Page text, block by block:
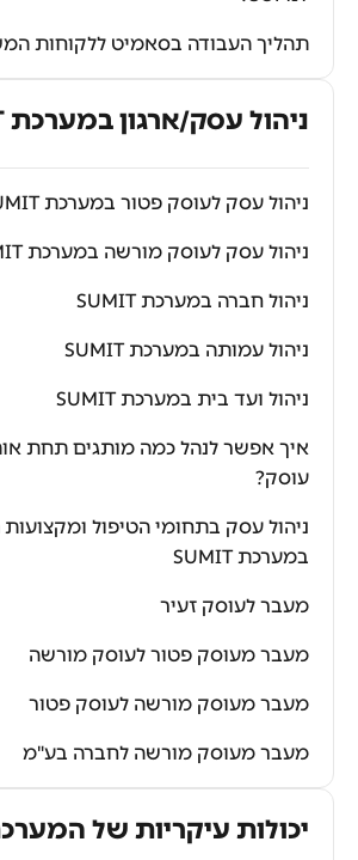
תהליך העבודה בסאמיט ללקוחות
ניהול עסק/ארגון במערכת SUMIT
ניהול עסק לעוסק פטור במערכת SUMIT
ניהול עסק לעוסק מורשה במערכת SUMIT
ניהול חברה במערכת SUMIT
ניהול עמותה במערכת SUMIT
ניהול ועד בית במערכת SUMIT
איך אפשר לנהל כמה מותגים תחת
עוסק?
ניהול עסק בתחומי הטיפול ומקצועות
במערכת SUMIT
מעבר לעוסק זעיר
מעבר מעוסק פטור לעוסק מורשה
מעבר מעוסק מורשה לעוסק פטור
מעבר מעוסק מורשה לחברה בע"מ
יכולות עיקריות של